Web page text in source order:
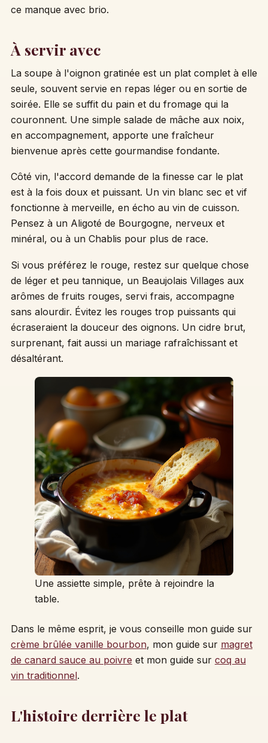
ce manque avec brio.
À servir avec
La soupe à l'oignon gratinée est un plat complet à elle
seule, souvent servie en repas léger ou en sortie de
soirée. Elle se suffit du pain et du fromage qui la
couronnent. Une simple salade de mâche aux noix,
en accompagnement, apporte une fraîcheur
bienvenue après cette gourmandise fondante.
Côté vin, l'accord demande de la finesse car le plat
est à la fois doux et puissant. Un vin blanc sec et vif
fonctionne à merveille, en écho au vin de cuisson.
Pensez à un Aligoté de Bourgogne, nerveux et
minéral, ou à un Chablis pour plus de race.
Si vous préférez le rouge, restez sur quelque chose
de léger et peu tannique, un Beaujolais Villages aux
arômes de fruits rouges, servi frais, accompagne
sans alourdir. Évitez les rouges trop puissants qui
écraseraient la douceur des oignons. Un cidre brut,
surprenant, fait aussi un mariage rafraîchissant et
désaltérant.
Une assiette simple, prête à rejoindre la
table.
Dans le même esprit, je vous conseille mon guide sur
crème brûlée vanille bourbon, mon guide sur magret
de canard sauce au poivre et mon guide sur coq au
vin traditionnel.
L'histoire derrière le plat